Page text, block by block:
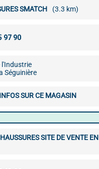
SMATCH (3.3 km)
l'Industrie
Séguinière
SUR CE MAGASIN
SITE DE VENTE EN